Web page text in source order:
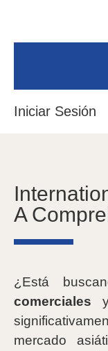
Iniciar Sesión
A
¿Está
comerciales
mercado